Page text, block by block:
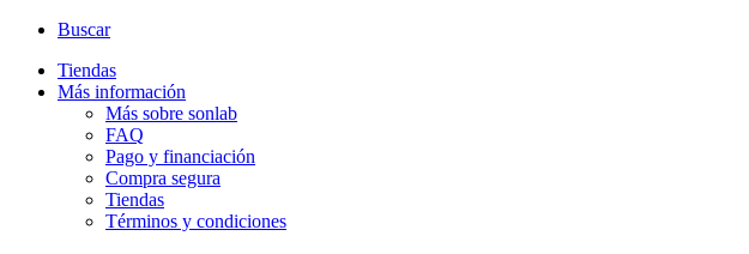
Buscar
Tiendas
Más información
Más sobre sonlab
FAQ
Pago y financiación
Compra segura
Tiendas
Términos y condiciones